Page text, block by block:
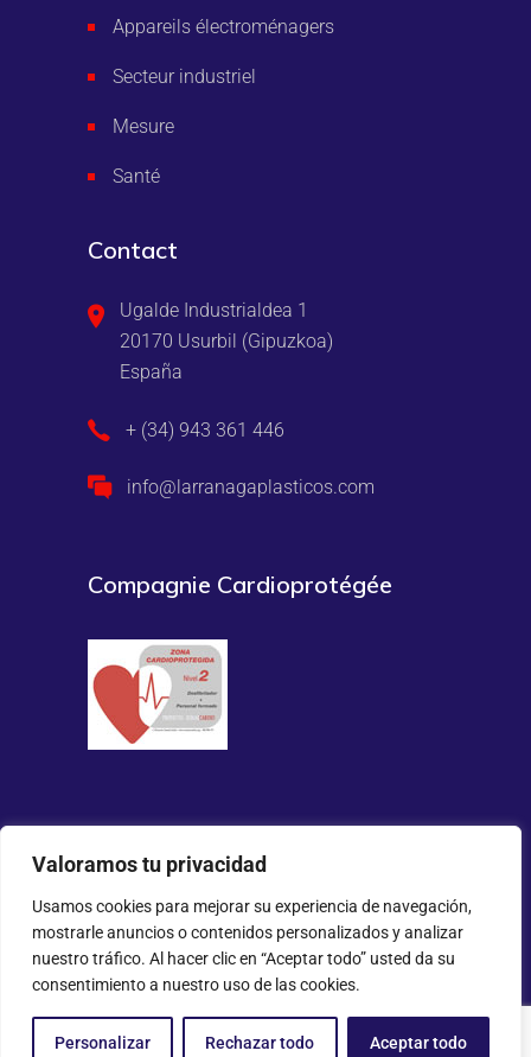
Valoramos tu privacidad
Usamos cookies para mejorar su experiencia de navegación,
mostrarle anuncios o contenidos personalizados y analizar
nuestro tráfico. Al hacer clic en “Aceptar todo” usted da su
consentimiento a nuestro uso de las cookies.
Personalizar Rechazar todo Aceptar todo
Appareils électroménagers
Secteur industriel
Mesure
Santé
Contact
Ugalde Industrialdea 1
20170 Usurbil (Gipuzkoa)
España
+ (34) 943 361 446
info@larranagaplasticos.com
Compagnie Cardioprotégée
2025 All Rights Reserved ©Larrañaga
Plásticos
Avis légal–Politique de confidentialité